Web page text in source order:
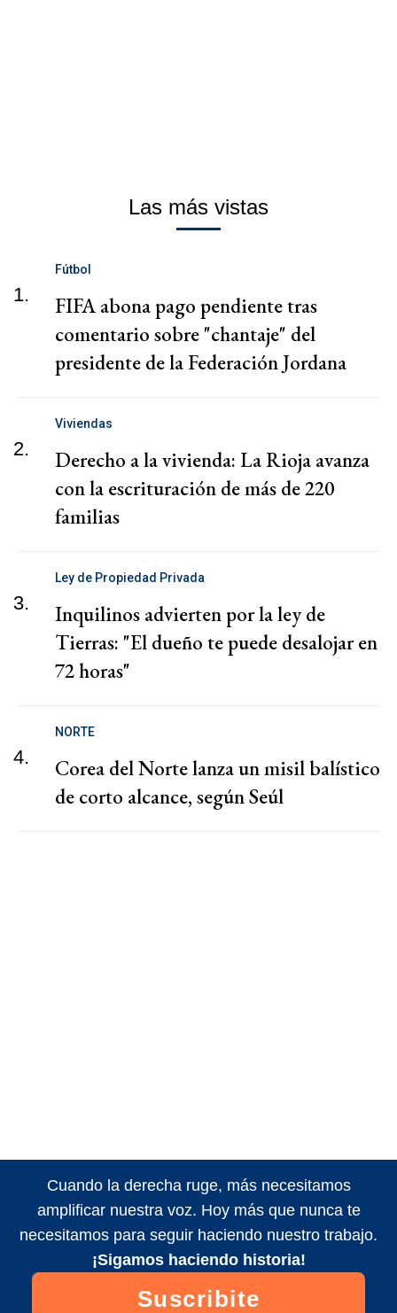
Las más vistas
1.
Fútbol
FIFA abona pago pendiente tras
comentario sobre "chantaje" del
presidente de la Federación Jordana
2.
Viviendas
Derecho a la vivienda: La Rioja avanza
con la escrituración de más de 220
familias
3.
Ley de Propiedad Privada
Inquilinos advierten por la ley de
Tierras: "El dueño te puede desalojar en
72 horas"
4.
NORTE
Corea del Norte lanza un misil balístico
de corto alcance, según Seúl
Cuando la derecha ruge, más necesitamos
amplificar nuestra voz. Hoy más que nunca te
necesitamos para seguir haciendo nuestro trabajo.
¡Sigamos haciendo historia!
Suscribite